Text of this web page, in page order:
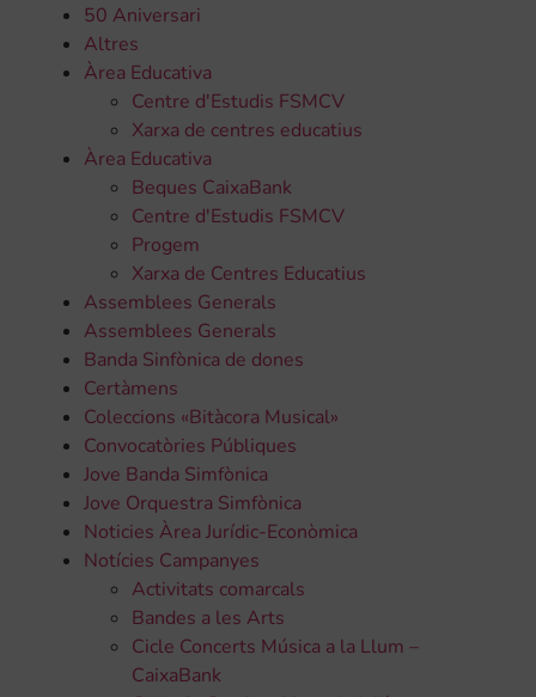
50 Aniversari
Altres
Àrea Educativa
Centre d'Estudis FSMCV
Xarxa de centres educatius
Àrea Educativa
Beques CaixaBank
Centre d'Estudis FSMCV
Progem
Xarxa de Centres Educatius
Assemblees Generals
Assemblees Generals
Banda Sinfònica de dones
Certàmens
Coleccions «Bitàcora Musical»
Convocatòries Públiques
Jove Banda Simfònica
Jove Orquestra Simfònica
Noticies Àrea Jurídic-Econòmica
Notícies Campanyes
Activitats comarcals
Bandes a les Arts
Cicle Concerts Música a la Llum –
CaixaBank